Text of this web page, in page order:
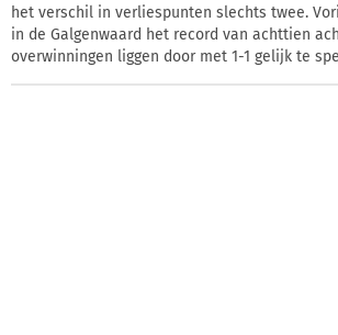
het verschil in verliespunten slechts twee.
in de Galgenwaard het record van achttien
overwinningen liggen door met 1-1 gelijk te